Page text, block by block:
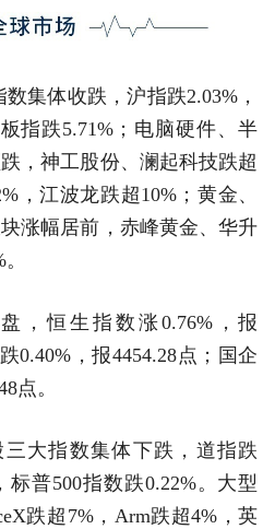
集体收跌，沪指跌2.03%，
指跌5.71%；电脑硬件、半
，神工股份、澜起科技跌超
，江波龙跌超10%；黄金、
涨幅居前，赤峰黄金、华升
，恒生指数涨0.76%，报
0.40%，报4454.28点；国企
点。
大指数集体下跌，道指跌
标普500指数跌0.22%。大型
跌超7%，Arm跌超4%，英